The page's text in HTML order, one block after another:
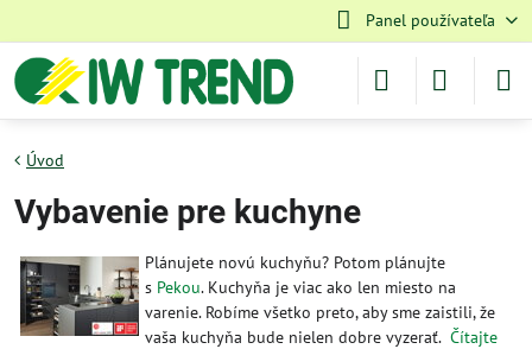
Panel používateľa
Úvod
Vybavenie pre kuchyne
Plánujete novú kuchyňu? Potom plánujte
s Pekou. Kuchyňa je viac ako len miesto na
varenie. Robíme všetko preto, aby sme zaistili, že
vaša kuchyňa bude nielen dobre vyzerať. Čítajte